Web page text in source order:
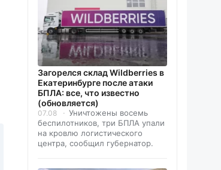
Загорелся склад Wildberries в
Екатеринбурге после атаки
БПЛА: все, что известно
(обновляется)
07.08
Уничтожены восемь
беспилотников, три БПЛА упали
на кровлю логистического
центра, сообщил губернатор.